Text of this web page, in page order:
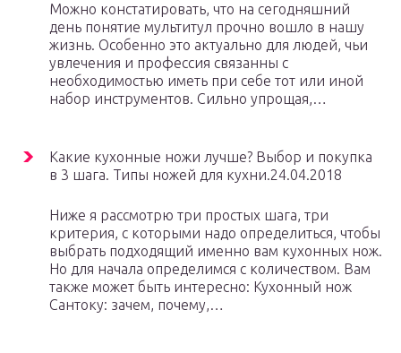
Можно констатировать, что на сегодняшний
день понятие мультитул прочно вошло в нашу
жизнь. Особенно это актуально для людей, чьи
увлечения и профессия связанны с
необходимостью иметь при себе тот или иной
набор инструментов. Сильно упрощая,…
Какие кухонные ножи лучше? Выбор и покупка
в 3 шага. Типы ножей для кухни.24.04.2018
Ниже я рассмотрю три простых шага, три
критерия, с которыми надо определиться, чтобы
выбрать подходящий именно вам кухонных нож.
Но для начала определимся с количеством. Вам
также может быть интересно: Кухонный нож
Сантоку: зачем, почему,…